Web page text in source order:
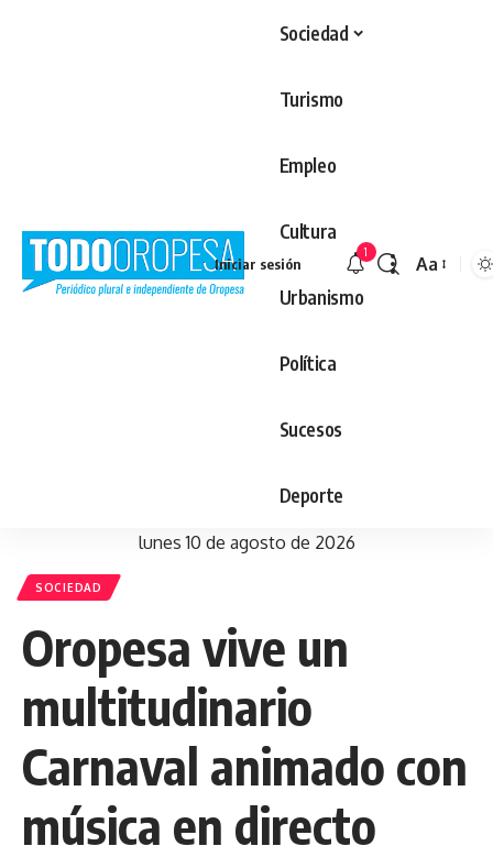
Sociedad
Turismo
Empleo
Cultura
Urbanismo
Política
Sucesos
Deporte
Iniciar sesión
1
Aa
lunes 10 de agosto de 2026
SOCIEDAD
Oropesa vive un
multitudinario
Carnaval animado con
música en directo